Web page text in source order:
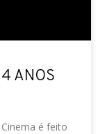
ANOS
é feito